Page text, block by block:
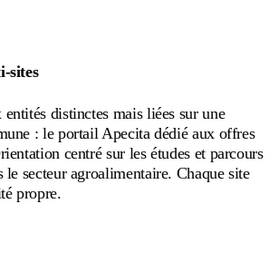
sites
distinctes mais liées sur une
: le portail Apecita dédié aux offres
centré sur les études et parcours
le secteur agroalimentaire. Chaque site
propre.